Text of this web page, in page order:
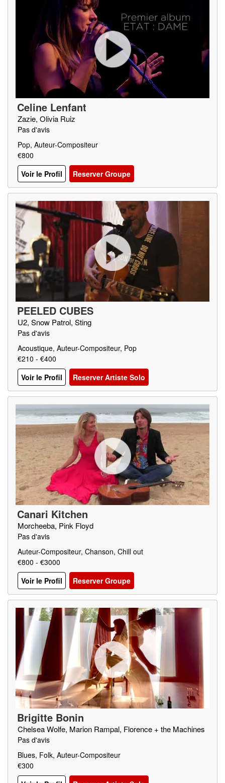
Celine Lenfant
Zazie, Olivia Ruiz
Pas d'avis
Pop, Auteur-Compositeur
€800
Voir le Profil
Reserver Groupe
PEELED CUBES
U2, Snow Patrol, Sting
Pas d'avis
Acoustique, Auteur-Compositeur, Pop
€210 - €400
Voir le Profil
Reserver Artiste Solo
Canari Kitchen
Morcheeba, Pink Floyd
Pas d'avis
Auteur-Compositeur, Chanson, Chill out
€800 - €3000
Voir le Profil
Reserver Groupe
Brigitte Bonin
Chelsea Wolfe, Marion Rampal, Florence + the Machines
Pas d'avis
Blues, Folk, Auteur-Compositeur
€300